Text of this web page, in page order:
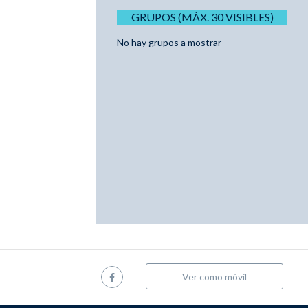
GRUPOS (MÁX. 30 VISIBLES)
No hay grupos a mostrar